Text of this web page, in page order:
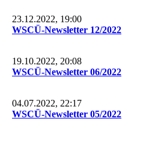
23.12.2022, 19:00
WSCÜ-Newsletter 12/2022
19.10.2022, 20:08
WSCÜ-Newsletter 06/2022
04.07.2022, 22:17
WSCÜ-Newsletter 05/2022